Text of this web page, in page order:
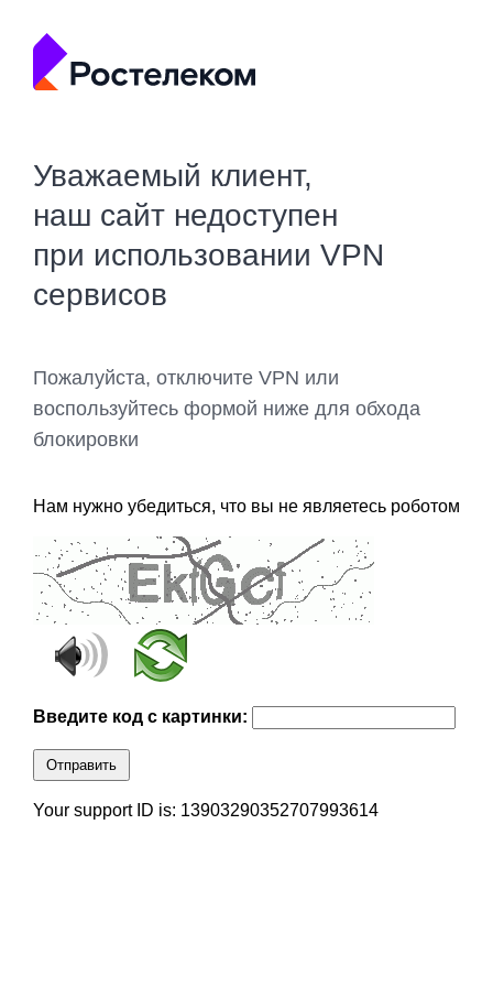
Уважаемый клиент,
наш сайт недоступен
при использовании VPN
сервисов
Пожалуйста, отключите VPN или
воспользуйтесь формой ниже для обхода
блокировки
Нам нужно убедиться, что вы не являетесь роботом
Введите код с картинки:
Отправить
Your support ID is: 13903290352707993614